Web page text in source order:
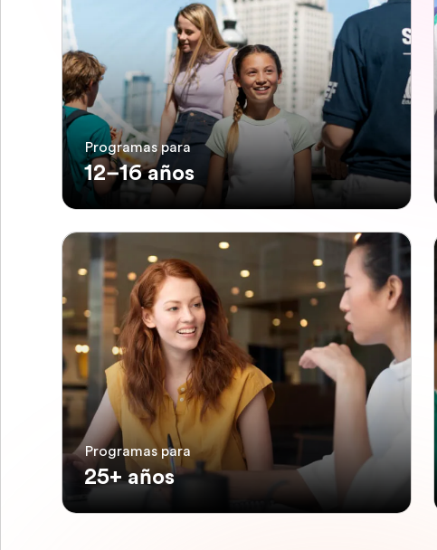
Programas para
12–16 años
Programas para
25+ años